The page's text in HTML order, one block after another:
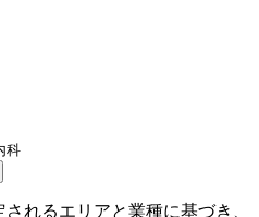
科
れるエリアと業種に基づき、